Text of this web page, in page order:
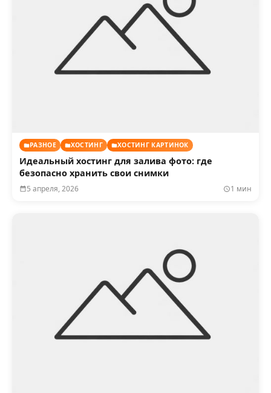
РАЗНОЕ ХОСТИНГ ХОСТИНГ КАРТИНОК
Идеальный хостинг для залива фото: где
безопасно хранить свои снимки
5 апреля, 2026 1 мин